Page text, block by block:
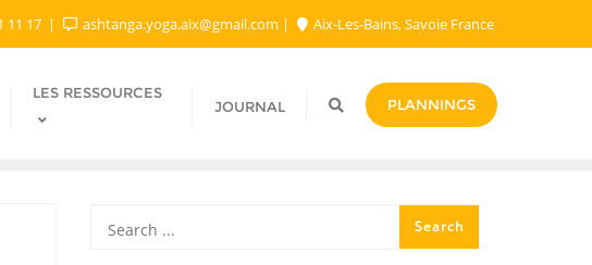
11 17 ashtanga.yoga.aix@gmail.com​ Aix-Les-Bains, Savoie France
LES RESSOURCES
JOURNAL PLANNINGS